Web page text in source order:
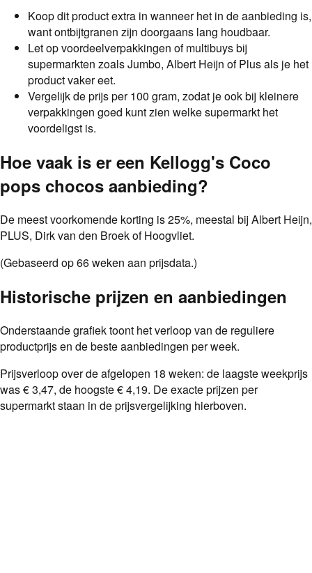
Koop dit product extra in wanneer het in de aanbieding is,
want ontbijtgranen zijn doorgaans lang houdbaar.
Let op voordeelverpakkingen of multibuys bij
supermarkten zoals Jumbo, Albert Heijn of Plus als je het
product vaker eet.
Vergelijk de prijs per 100 gram, zodat je ook bij kleinere
verpakkingen goed kunt zien welke supermarkt het
voordeligst is.
Hoe vaak is er een Kellogg's Coco
pops chocos aanbieding?
De meest voorkomende korting is25%, meestal bijAlbert Heijn,
PLUS, Dirk van den Broek of Hoogvliet.
(Gebaseerd op66weken aan prijsdata.)
Historische prijzen en aanbiedingen
Onderstaande grafiek toont het verloop van de reguliere
productprijs en de beste aanbiedingen per week.
Prijsverloop over de afgelopen 18 weken: de laagste weekprijs
was€ 3,47, de hoogste€ 4,19. De exacte prijzen per
supermarkt staan in de prijsvergelijking hierboven.